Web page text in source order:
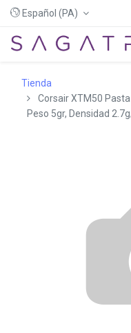
Español (PA)
Tienda
Corsair XTM50
Peso 5gr, Densidad